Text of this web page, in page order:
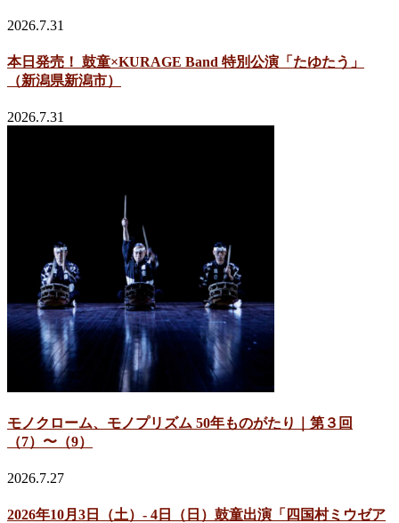
2026.7.31
本日発売！ 鼓童×KURAGE Band 特別公演「たゆたう」
（新潟県新潟市）
2026.7.31
モノクローム、モノプリズム 50年ものがたり｜第３回
（7）〜（9）
2026.7.27
2026年10月3日（土）- 4日（日）鼓童出演「四国村ミウゼア